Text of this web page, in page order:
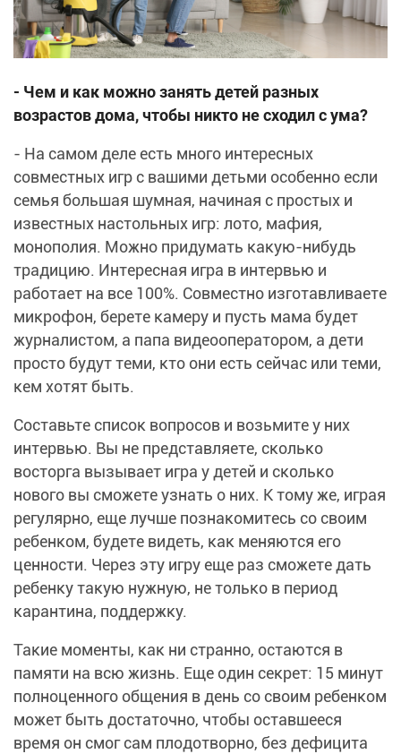
- Чем и как можно занять детей разных
возрастов дома, чтобы никто не сходил с ума?
- На самом деле есть много интересных
совместных игр с вашими детьми особенно если
семья большая шумная, начиная с простых и
известных настольных игр: лото, мафия,
монополия. Можно придумать какую-нибудь
традицию. Интересная игра в интервью и
работает на все 100%. Совместно изготавливаете
микрофон, берете камеру и пусть мама будет
журналистом, а папа видеооператором, а дети
просто будут теми, кто они есть сейчас или теми,
кем хотят быть.
Составьте список вопросов и возьмите у них
интервью. Вы не представляете, сколько
восторга вызывает игра у детей и сколько
нового вы сможете узнать о них. К тому же, играя
регулярно, еще лучше познакомитесь со своим
ребенком, будете видеть, как меняются его
ценности. Через эту игру еще раз сможете дать
ребенку такую нужную, не только в период
карантина, поддержку.
Такие моменты, как ни странно, остаются в
памяти на всю жизнь. Еще один секрет: 15 минут
полноценного общения в день со своим ребенком
может быть достаточно, чтобы оставшееся
время он смог сам плодотворно, без дефицита